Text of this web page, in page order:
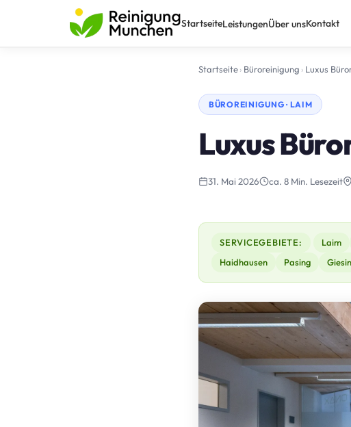
StartseiteLeistungenÜber unsKontakt
Startseite› Büroreinigung › Luxus
BÜROREINIGUNG · LAIM
Luxus
31. Mai 2026 ca. 8 Min. Lesezeit
SERVICEGEBIETE: Laim
Haidhausen
Pasing